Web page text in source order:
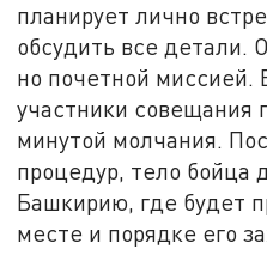
планирует лично
обсудить все детали.
но почетной миссией.
участники совещания
минутой молчания.
процедур, тело бойца
Башкирию, где будет
месте и порядке его